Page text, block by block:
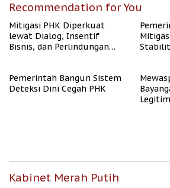
Recommendation for You
Mitigasi PHK Diperkuat
lewat Dialog, Insentif
Bisnis, dan Perlindungan
Pemerintah Bangun Sistem
Deteksi Dini Cegah PHK
Kabinet Merah Putih